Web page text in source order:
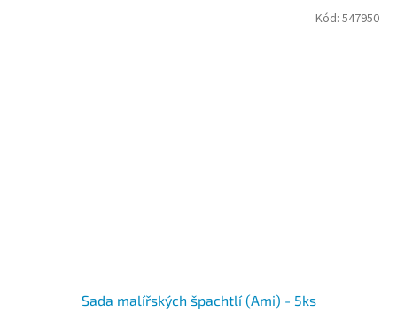
Sada malířských špachtlí (Ami) - 5ks
Kód: 547950